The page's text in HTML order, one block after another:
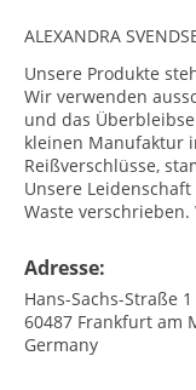
ALEXANDRA
Unsere Produkte
Wir verwenden
und das
kleinen Manufaktur
Reißverschlüsse,
Unsere
Waste
Adresse:
Hans-Sachs-Straße 1
60487 Frankfurt am
Germany